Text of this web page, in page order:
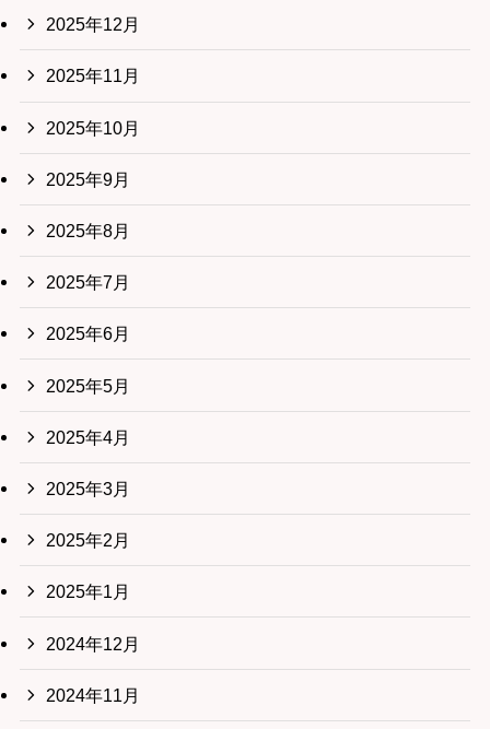
2025年12月
2025年11月
2025年10月
2025年9月
2025年8月
2025年7月
2025年6月
2025年5月
2025年4月
2025年3月
2025年2月
2025年1月
2024年12月
2024年11月